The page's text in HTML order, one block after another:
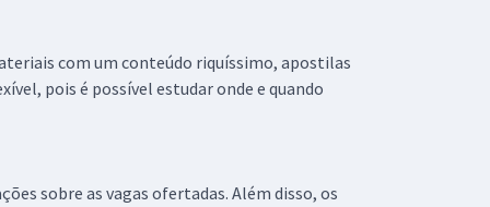
com um conteúdo riquíssimo, apostilas
pois é possível estudar onde e quando
sobre as vagas ofertadas. Além disso, os